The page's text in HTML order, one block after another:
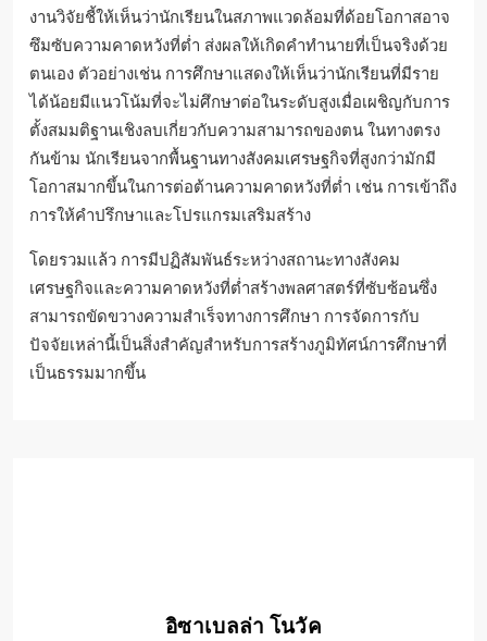
งานวิจัยชี้ให้เห็นว่านักเรียนในสภาพแวดล้อมที่ด้อยโอกาสอาจ
ซึมซับความคาดหวังที่ต่ำ ส่งผลให้เกิดคำทำนายที่เป็นจริงด้วย
ตนเอง ตัวอย่างเช่น การศึกษาแสดงให้เห็นว่านักเรียนที่มีราย
ได้น้อยมีแนวโน้มที่จะไม่ศึกษาต่อในระดับสูงเมื่อเผชิญกับการ
ตั้งสมมติฐานเชิงลบเกี่ยวกับความสามารถของตน ในทางตรง
กันข้าม นักเรียนจากพื้นฐานทางสังคมเศรษฐกิจที่สูงกว่ามักมี
โอกาสมากขึ้นในการต่อต้านความคาดหวังที่ต่ำ เช่น การเข้าถึง
การให้คำปรึกษาและโปรแกรมเสริมสร้าง
โดยรวมแล้ว การมีปฏิสัมพันธ์ระหว่างสถานะทางสังคม
เศรษฐกิจและความคาดหวังที่ต่ำสร้างพลศาสตร์ที่ซับซ้อนซึ่ง
สามารถขัดขวางความสำเร็จทางการศึกษา การจัดการกับ
ปัจจัยเหล่านี้เป็นสิ่งสำคัญสำหรับการสร้างภูมิทัศน์การศึกษาที่
เป็นธรรมมากขึ้น
อิซาเบลล่า โนวัค